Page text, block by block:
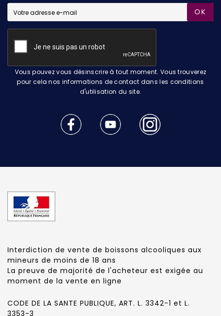
OK
Vous pouvez vous désinscrire à tout moment. Vous trouverez
pour cela nos informations de contact dans les conditions
d'utilisation du site.
Interdiction de vente de boissons alcooliques aux
mineurs de moins de 18 ans
La preuve de majorité de l'acheteur est exigée au
moment de la vente en ligne
CODE DE LA SANTE PUBLIQUE, ART. L. 3342-1 et L.
3353-3